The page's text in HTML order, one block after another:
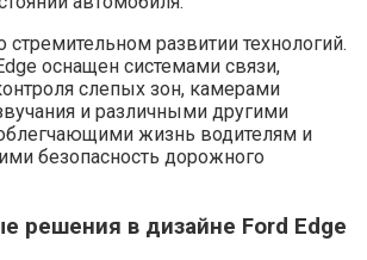
стремительном развитии технологий.
оснащен системами связи,
слепых зон, камерами
и различными другими
жизнь водителям и
безопасность дорожного
решения в дизайне Ford Edge